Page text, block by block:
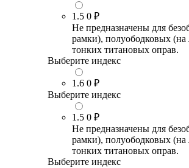
1.5 0 ₽
Не предназначены для
рамки), полуободковых (на
тонких титановых оправ.
Выберите индекс
1.6 0 ₽
Выберите индекс
1.5 0 ₽
Не предназначены для
рамки), полуободковых (на
тонких титановых оправ.
Выберите индекс